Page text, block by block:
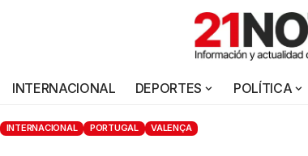
INTERNACIONAL DEPORTES POLÍTICA
INTERNACIONAL PORTUGAL VALENÇA